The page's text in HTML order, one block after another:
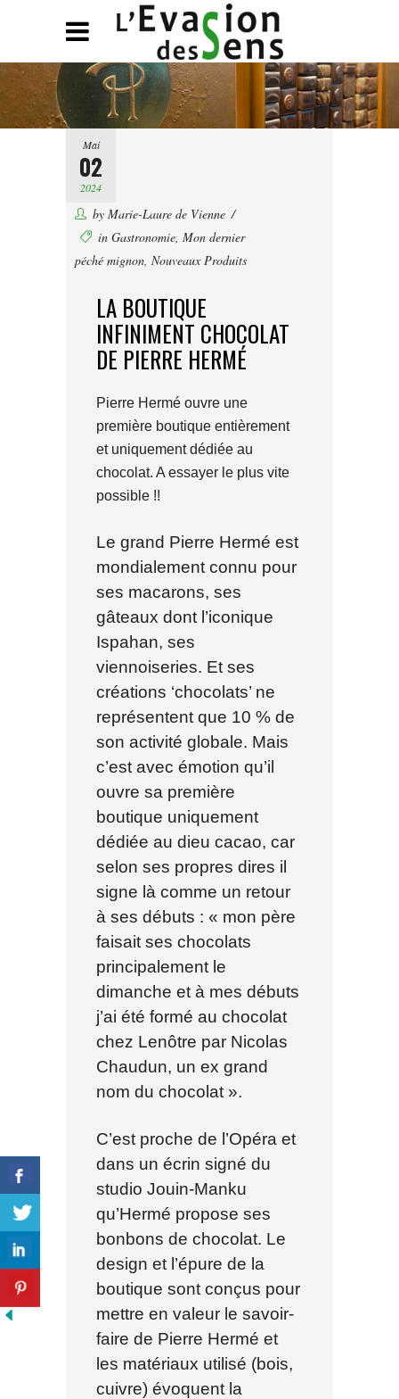
Mai
02
2024
by Marie-Laure de Vienne
in Gastronomie Mon dernier
péché mignon Nouveaux Produits
LA BOUTIQUE
INFINIMENT CHOCOLAT
DE PIERRE HERMÉ
Pierre Hermé ouvre une
première boutique entièrement
et uniquement dédiée au
chocolat. A essayer le plus vite
possible !!
Le grand Pierre Hermé est
mondialement connu pour
ses macarons, ses
gâteaux dont l’iconique
Ispahan, ses
viennoiseries. Et ses
créations ‘chocolats’ ne
représentent que 10 % de
son activité globale. Mais
c’est avec émotion qu’il
ouvre sa première
boutique uniquement
dédiée au dieu cacao, car
selon ses propres dires il
signe là comme un retour
à ses débuts : « mon père
faisait ses chocolats
principalement le
dimanche et à mes débuts
j’ai été formé au chocolat
chez Lenôtre par Nicolas
Chaudun, un ex grand
nom du chocolat ».
C’est proche de l’Opéra et
dans un écrin signé du
studio Jouin-Manku
qu’Hermé propose ses
bonbons de chocolat. Le
design et l’épure de la
boutique sont conçus pour
mettre en valeur le savoir-
faire de Pierre Hermé et
les matériaux utilisé (bois,
cuivre) évoquent la